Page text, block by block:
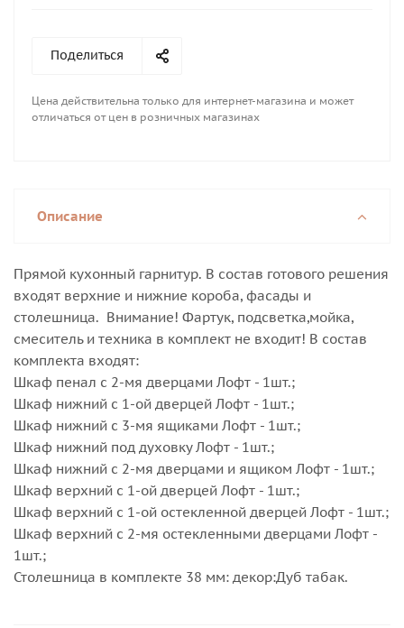
Поделиться
Цена действительна только для интернет-магазина и может
отличаться от цен в розничных магазинах
Описание
Прямой кухонный гарнитур. В состав готового решения
входят верхние и нижние короба, фасады и
столешница. Внимание! Фартук, подсветка,мойка,
смеситель и техника в комплект не входит! В состав
комплекта входят:
Шкаф пенал с 2-мя дверцами Лофт - 1шт.;
Шкаф нижний с 1-ой дверцей Лофт - 1шт.;
Шкаф нижний с 3-мя ящиками Лофт - 1шт.;
Шкаф нижний под духовку Лофт - 1шт.;
Шкаф нижний с 2-мя дверцами и ящиком Лофт - 1шт.;
Шкаф верхний с 1-ой дверцей Лофт - 1шт.;
Шкаф верхний с 1-ой остекленной дверцей Лофт - 1шт.;
Шкаф верхний с 2-мя остекленными дверцами Лофт -
1шт.;
Столешница в комплекте 38 мм: декор:Дуб табак.